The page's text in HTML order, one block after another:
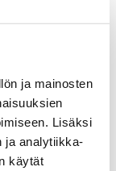
ja mainosten
Lisäksi
ja analytiikka-
käytät
muut